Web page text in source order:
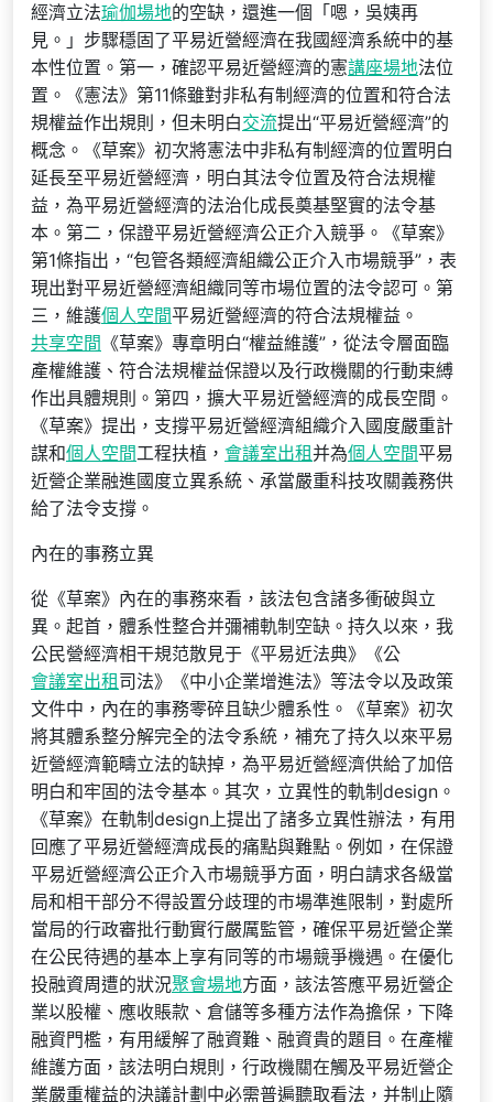
經濟立法瑜伽場地的空缺，還進一個「嗯，吳姨再
見。」步驟穩固了平易近營經濟在我國經濟系統中的基
本性位置。第一，確認平易近營經濟的憲講座場地法位
置。《憲法》第11條雖對非私有制經濟的位置和符合法
規權益作出規則，但未明白交流提出“平易近營經濟”的
概念。《草案》初次將憲法中非私有制經濟的位置明白
延長至平易近營經濟，明白其法令位置及符合法規權
益，為平易近營經濟的法治化成長奠基堅實的法令基
本。第二，保證平易近營經濟公正介入競爭。《草案》
第1條指出，“包管各類經濟組織公正介入市場競爭”，表
現出對平易近營經濟組織同等市場位置的法令認可。第
三，維護個人空間平易近營經濟的符合法規權益。
共享空間 《草案》專章明白“權益維護”，從法令層面臨
產權維護、符合法規權益保證以及行政機關的行動束縛
作出具體規則。第四，擴大平易近營經濟的成長空間。
《草案》提出，支撐平易近營經濟組織介入國度嚴重計
謀和個人空間工程扶植， 會議室出租并為個人空間平易
近營企業融進國度立異系統、承當嚴重科技攻關義務供
給了法令支撐。
內在的事務立異
從《草案》內在的事務來看，該法包含諸多衝破與立
異。起首，體系性整合并彌補軌制空缺。持久以來，我
公民營經濟相干規范散見于《平易近法典》《公
會議室出租 司法》《中小企業增進法》等法令以及政策
文件中，內在的事務零碎且缺少體系性。《草案》初次
將其體系整分解完全的法令系統，補充了持久以來平易
近營經濟範疇立法的缺掉，為平易近營經濟供給了加倍
明白和牢固的法令基本。其次，立異性的軌制design。
《草案》在軌制design上提出了諸多立異性辦法，有用
回應了平易近營經濟成長的痛點與難點。例如，在保證
平易近營經濟公正介入市場競爭方面，明白請求各級當
局和相干部分不得設置分歧理的市場準進限制，對處所
當局的行政審批行動實行嚴厲監管，確保平易近營企業
在公民待遇的基本上享有同等的市場競爭機遇。在優化
投融資周遭的狀況聚會場地方面，該法答應平易近營企
業以股權、應收賬款、倉儲等多種方法作為擔保，下降
融資門檻，有用緩解了融資難、融資貴的題目。在產權
維護方面，該法明白規則，行政機關在觸及平易近營企
業嚴重權益的決議計劃中必需普遍聽取看法，并制止隨